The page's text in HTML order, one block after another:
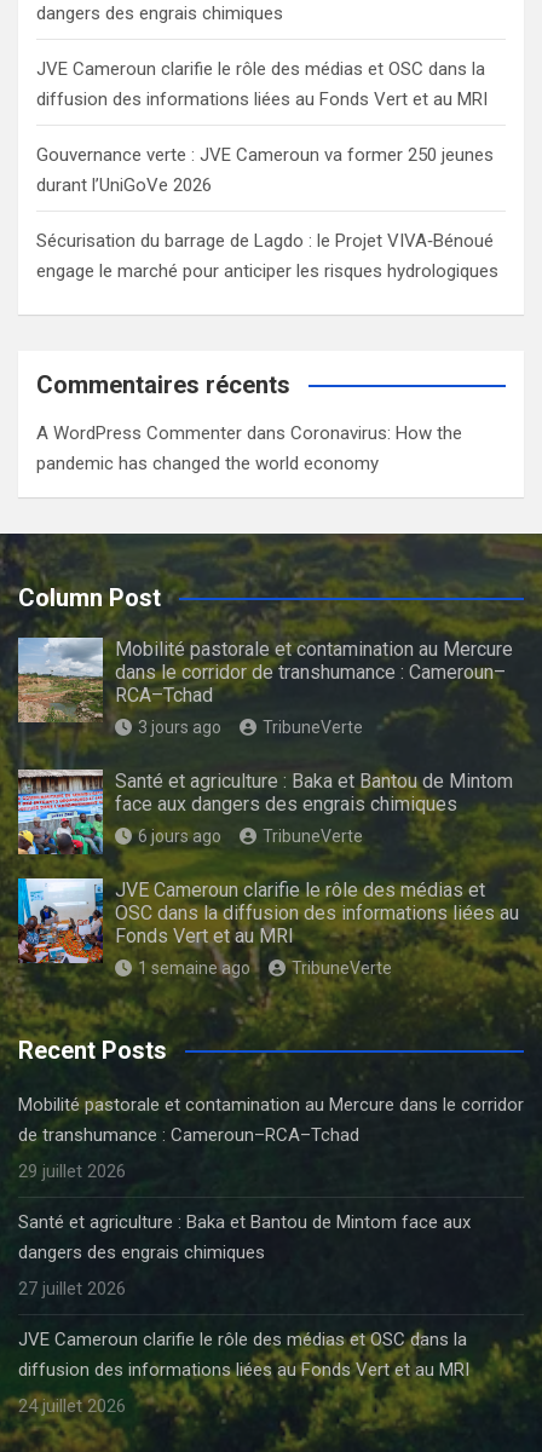
dangers des engrais chimiques
JVE Cameroun clarifie le rôle des médias et OSC dans la
diffusion des informations liées au Fonds Vert et au MRI
Gouvernance verte : JVE Cameroun va former 250 jeunes
durant l’UniGoVe 2026
Sécurisation du barrage de Lagdo : le Projet VIVA‑Bénoué
engage le marché pour anticiper les risques hydrologiques
Commentaires récents
A WordPress Commenter dans Coronavirus: How the
pandemic has changed the world economy
Column Post
Mobilité pastorale et contamination au Mercure
dans le corridor de transhumance : Cameroun–
RCA–Tchad
3 jours ago TribuneVerte
Santé et agriculture : Baka et Bantou de Mintom
face aux dangers des engrais chimiques
6 jours ago TribuneVerte
JVE Cameroun clarifie le rôle des médias et
OSC dans la diffusion des informations liées au
Fonds Vert et au MRI
1 semaine ago TribuneVerte
Recent Posts
Mobilité pastorale et contamination au Mercure dans le corridor
de transhumance : Cameroun–RCA–Tchad
29 juillet 2026
Santé et agriculture : Baka et Bantou de Mintom face aux
dangers des engrais chimiques
27 juillet 2026
JVE Cameroun clarifie le rôle des médias et OSC dans la
diffusion des informations liées au Fonds Vert et au MRI
24 juillet 2026